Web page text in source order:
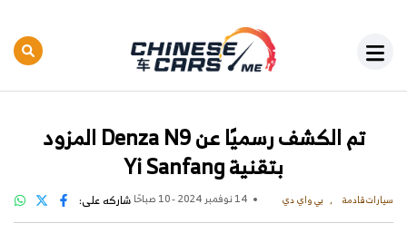
تم الكشف رسميًا عن Denza N9 المزود
بتقنية Yi Sanfang
سيارات قادمة بي واي دي 14 نوفمبر 2024 - 10 صباحًا شاركه على: